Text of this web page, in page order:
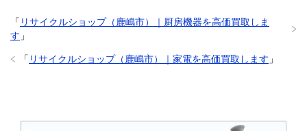
「 リサイクルショップ（鹿嶋市）｜厨房機器を高価買取しま
す 」
「 リサイクルショップ（鹿嶋市）｜家電を高価買取します 」